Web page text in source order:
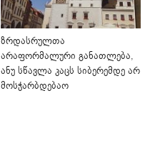
ზრდასრულთა
არაფორმალური განათლება,
ანუ სწავლა კაცს სიბერემდე არ
მოსჭარბდებაო